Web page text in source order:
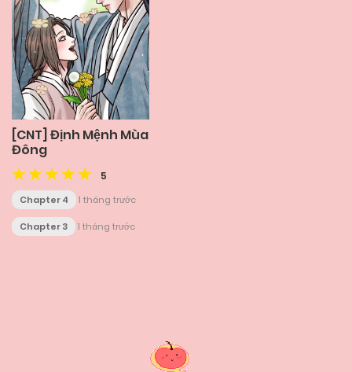
[CNT] Định Mệnh Mùa
Đông
5
Chapter 4 1 tháng trước
Chapter 3 1 tháng trước